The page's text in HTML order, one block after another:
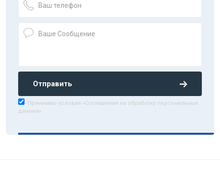
Отправить
Принимаю условия «Соглашения на обработку персональных
данных»